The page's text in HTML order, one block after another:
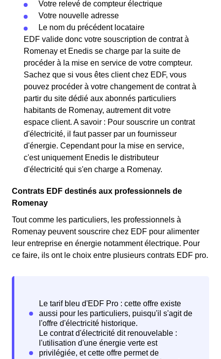
Votre relevé de compteur électrique
Votre nouvelle adresse
Le nom du précédent locataire
EDF valide donc votre souscription de contrat à
Romenay et Enedis se charge par la suite de
procéder à la mise en service de votre compteur.
Sachez que si vous êtes client chez EDF, vous
pouvez procéder à votre changement de contrat à
partir du site dédié aux abonnés particuliers
habitants de Romenay, autrement dit votre
espace client. A savoir : Pour souscrire un contrat
d'électricité, il faut passer par un fournisseur
d'énergie. Cependant pour la mise en service,
c'est uniquement Enedis le distributeur
d'électricité qui s'en charge a Romenay.
Contrats EDF destinés aux professionnels de
Romenay
Tout comme les particuliers, les professionnels à
Romenay peuvent souscrire chez EDF pour alimenter
leur entreprise en énergie notamment électrique. Pour
ce faire, ils ont le choix entre plusieurs contrats EDF pro.